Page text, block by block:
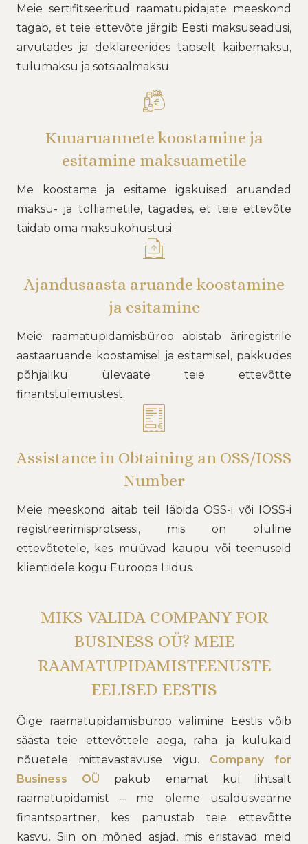
Meie sertifitseeritud raamatupidajate meeskond
tagab, et teie ettevõte järgib Eesti maksuseadusi,
arvutades ja deklareerides täpselt käibemaksu,
tulumaksu ja sotsiaalmaksu.
Kuuaruannete koostamine ja
esitamine maksuametile
Me koostame ja esitame igakuised aruanded
maksu- ja tolliametile, tagades, et teie ettevõte
täidab oma maksukohustusi.
Ajandusaasta aruande koostamine
ja esitamine
Meie raamatupidamisbüroo abistab äriregistrile
aastaaruande koostamisel ja esitamisel, pakkudes
põhjaliku ülevaate teie ettevõtte
finantstulemustest.
Assistance in Obtaining an OSS/IOSS
Number
Meie meeskond aitab teil läbida OSS-i või IOSS-i
registreerimisprotsessi, mis on oluline
ettevõtetele, kes müüvad kaupu või teenuseid
klientidele kogu Euroopa Liidus.
MIKS VALIDA COMPANY FOR
BUSINESS OÜ? MEIE
RAAMATUPIDAMISTEENUSTE
EELISED EESTIS
Õige raamatupidamisbüroo valimine Eestis võib
säästa teie ettevõttele aega, raha ja kulukaid
nõuetele mittevastavuse vigu. Company for
Business OÜ pakub enamat kui lihtsalt
raamatupidamist – me oleme usaldusväärne
finantspartner, kes panustab teie ettevõtte
kasvu. Siin on mõned asjad, mis eristavad meid